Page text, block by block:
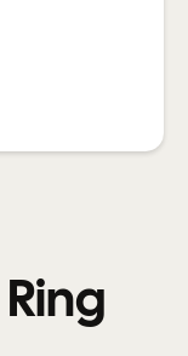
Ring